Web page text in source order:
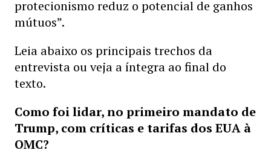
protecionismo reduz o potencial de ganhos
mútuos”.
Leia abaixo os principais trechos da
entrevista ou veja a íntegra ao final do
texto.
Como foi lidar, no primeiro mandato de
Trump, com críticas e tarifas dos EUA à
OMC?